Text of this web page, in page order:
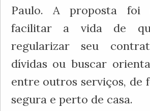
Paulo. A proposta foi
facilitar a vida de
regularizar seu
dívidas ou buscar
entre outros serviços, de
segura e perto de casa.